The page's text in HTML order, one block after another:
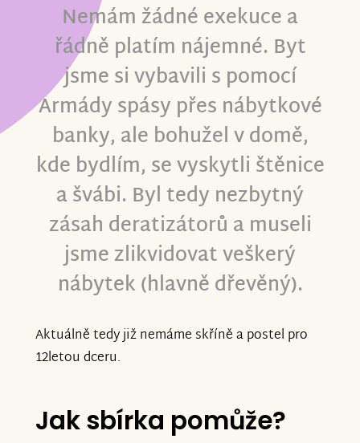
Nemám žádné exekuce a
řádně platím nájemné. Byt
jsme si vybavili s pomocí
Armády spásy přes nábytkové
banky, ale bohužel v domě,
kde bydlím, se vyskytli štěnice
a švábi. Byl tedy nezbytný
zásah deratizátorů a museli
jsme zlikvidovat veškerý
nábytek (hlavně dřevěný).
Aktuálně tedy již nemáme skříně a postel pro
12letou dceru.
Jak sbírka pomůže?